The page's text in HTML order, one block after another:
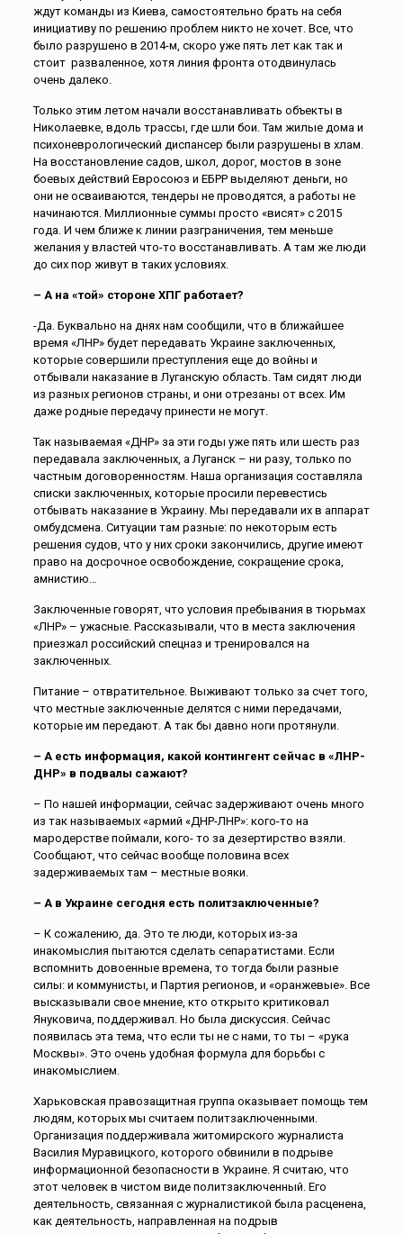
ждут команды из Киева, самостоятельно брать на себя
инициативу по решению проблем никто не хочет. Все, что
было разрушено в 2014-м, скоро уже пять лет как так и
стоит разваленное, хотя линия фронта отодвинулась
очень далеко.
Только этим летом начали восстанавливать объекты в
Николаевке, вдоль трассы, где шли бои. Там жилые дома и
психоневрологический диспансер были разрушены в хлам.
На восстановление садов, школ, дорог, мостов в зоне
боевых действий Евросоюз и ЕБРР выделяют деньги, но
они не осваиваются, тендеры не проводятся, а работы не
начинаются. Миллионные суммы просто «висят» с 2015
года. И чем ближе к линии разграничения, тем меньше
желания у властей что-то восстанавливать. А там же люди
до сих пор живут в таких условиях.
– А на «той» стороне ХПГ работает?
-Да. Буквально на днях нам сообщили, что в ближайшее
время «ЛНР» будет передавать Украине заключенных,
которые совершили преступления еще до войны и
отбывали наказание в Луганскую область. Там сидят люди
из разных регионов страны, и они отрезаны от всех. Им
даже родные передачу принести не могут.
Так называемая «ДНР» за эти годы уже пять или шесть раз
передавала заключенных, а Луганск – ни разу, только по
частным договоренностям. Наша организация составляла
списки заключенных, которые просили перевестись
отбывать наказание в Украину. Мы передавали их в аппарат
омбудсмена. Ситуации там разные: по некоторым есть
решения судов, что у них сроки закончились, другие имеют
право на досрочное освобождение, сокращение срока,
амнистию…
Заключенные говорят, что условия пребывания в тюрьмах
«ЛНР» – ужасные. Рассказывали, что в места заключения
приезжал российский спецназ и тренировался на
заключенных.
Питание – отвратительное. Выживают только за счет того,
что местные заключенные делятся с ними передачами,
которые им передают. А так бы давно ноги протянули.
– А есть информация, какой контингент сейчас в «ЛНР-
ДНР» в подвалы сажают?
– По нашей информации, сейчас задерживают очень много
из так называемых «армий «ДНР-ЛНР»: кого-то на
мародерстве поймали, кого- то за дезертирство взяли.
Сообщают, что сейчас вообще половина всех
задерживаемых там – местные вояки.
– А в Украине сегодня есть политзаключенные?
– К сожалению, да. Это те люди, которых из-за
инакомыслия пытаются сделать сепаратистами. Если
вспомнить довоенные времена, то тогда были разные
силы: и коммунисты, и Партия регионов, и «оранжевые». Все
высказывали свое мнение, кто открыто критиковал
Януковича, поддерживал. Но была дискуссия. Сейчас
появилась эта тема, что если ты не с нами, то ты – «рука
Москвы». Это очень удобная формула для борьбы с
инакомыслием.
Харьковская правозащитная группа оказывает помощь тем
людям, которых мы считаем политзаключенными.
Организация поддерживала житомирского журналиста
Василия Муравицкого, которого обвинили в подрыве
информационной безопасности в Украине. Я считаю, что
этот человек в чистом виде политзаключенный. Его
деятельность, связанная с журналистикой была расценена,
как деятельность, направленная на подрыв